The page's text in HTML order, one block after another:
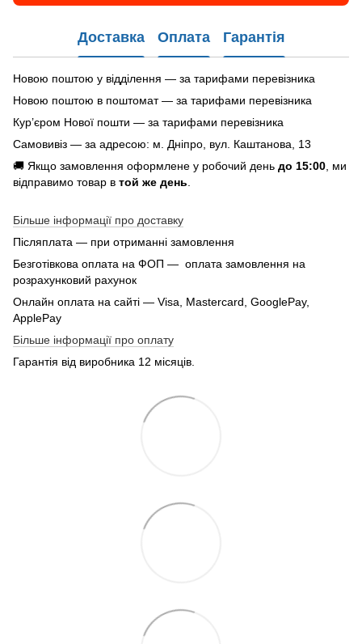
Доставка Оплата Гарантія
Новою поштою у відділення — за тарифами перевізника
Новою поштою в поштомат — за тарифами перевізника
Кур’єром Нової пошти — за тарифами перевізника
Самовивіз — за адресою: м. Дніпро, вул. Каштанова, 13
🚚 Якщо замовлення оформлене у робочий день до 15:00 , ми
відправимо товар в той же день
Більше інформації про доставку
Післяплата — при отриманні замовлення
Безготівкова оплата на ФОП — оплата замовлення на
розрахунковий рахунок
Онлайн оплата на сайті — Visa, Mastercard, GooglePay,
ApplePay
Більше інформації про оплату
Гарантія від виробника 12 місяців.